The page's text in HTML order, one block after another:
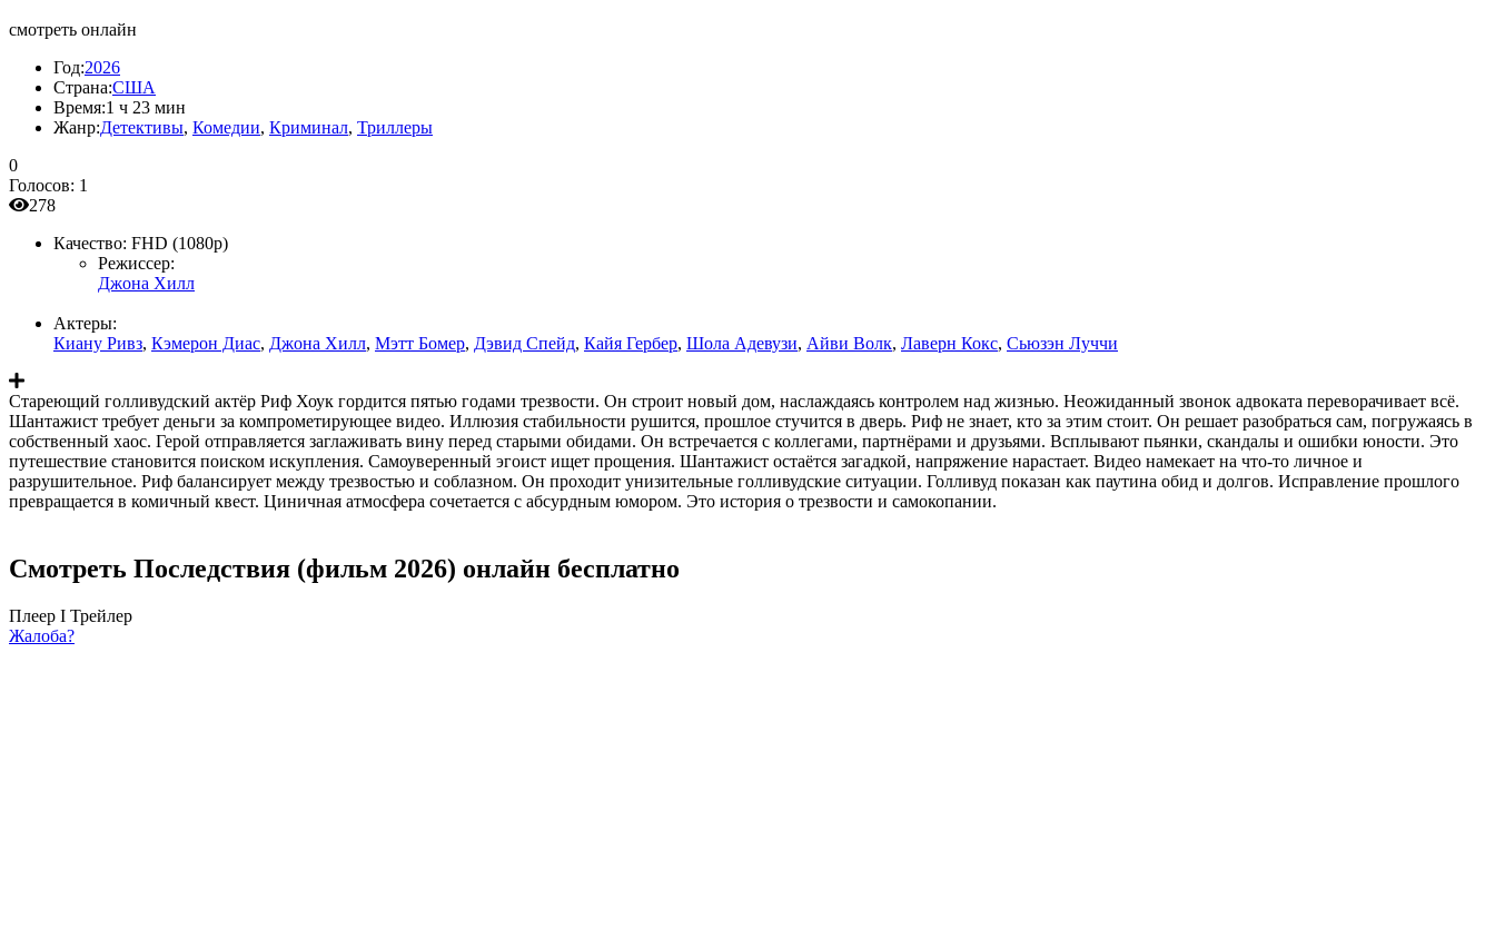
смотреть онлайн
Год:2026
Страна:США
Время:1 ч 23 мин
Жанр:Детективы, Комедии, Криминал, Триллеры
0
Голосов: 1
278
Качество: FHD (1080p)
Режиссер:
Джона Хилл
Актеры:
Киану Ривз, Кэмерон Диас, Джона Хилл, Мэтт Бомер, Дэвид Спейд, Кайя Гербер, Шола Адевузи, Айви Волк, Лаверн Кокс, Сьюзэн Луччи
Стареющий голливудский актёр Риф Хоук гордится пятью годами трезвости. Он строит новый дом, наслаждаясь контролем над жизнью. Неожиданный звонок адвоката переворачивает всё.
Шантажист требует деньги за компрометирующее видео. Иллюзия стабильности рушится, прошлое стучится в дверь. Риф не знает, кто за этим стоит. Он решает разобраться сам, погружаясь в
собственный хаос. Герой отправляется заглаживать вину перед старыми обидами. Он встречается с коллегами, партнёрами и друзьями. Всплывают пьянки, скандалы и ошибки юности. Это
путешествие становится поиском искупления. Самоуверенный эгоист ищет прощения. Шантажист остаётся загадкой, напряжение нарастает. Видео намекает на что-то личное и
разрушительное. Риф балансирует между трезвостью и соблазном. Он проходит унизительные голливудские ситуации. Голливуд показан как паутина обид и долгов. Исправление прошлого
превращается в комичный квест. Циничная атмосфера сочетается с абсурдным юмором. Это история о трезвости и самокопании.
Смотреть Последствия (фильм 2026) онлайн бесплатно
Плеер I Трейлер
Жалоба?